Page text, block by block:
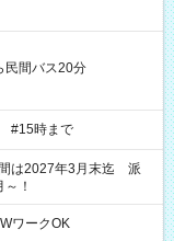
民間バス20分
#15時まで
は2027年3月末迄 派
！
ワークOK